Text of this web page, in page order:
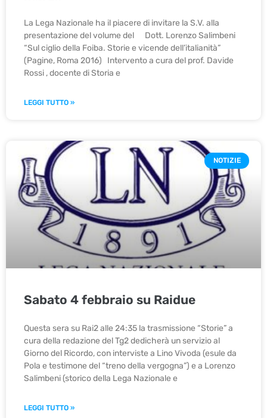
La Lega Nazionale ha il piacere di invitare la S.V. alla
presentazione del volume del Dott. Lorenzo Salimbeni
“Sul ciglio della Foiba. Storie e vicende dell’italianità”
(Pagine, Roma 2016) Intervento a cura del prof. Davide
Rossi , docente di Storia e
LEGGI TUTTO »
NOTIZIE
Sabato 4 febbraio su Raidue
Questa sera su Rai2 alle 24:35 la trasmissione “Storie” a
cura della redazione del Tg2 dedicherà un servizio al
Giorno del Ricordo, con interviste a Lino Vivoda (esule da
Pola e testimone del “treno della vergogna”) e a Lorenzo
Salimbeni (storico della Lega Nazionale e
LEGGI TUTTO »